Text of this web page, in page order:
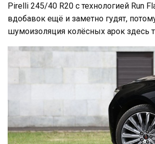
Pirelli 245/40 R20 с технологией Run
вдобавок ещё и заметно гудят,
шумоизоляция колёсных арок здесь